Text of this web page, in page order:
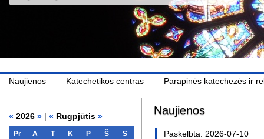
Naujienos Katechetikos centras Parapinės katechezės ir
« 2026 » | « Rugpjūtis »
Pr A T K P Š
S
Naujienos
Paskelbta: 2026-07-10